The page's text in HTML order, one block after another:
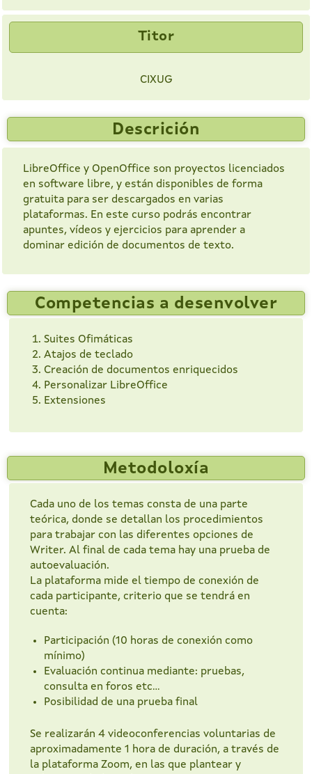
Titor
CIXUG
Descrición
LibreOffice y OpenOffice son proyectos licenciados
en software libre, y están disponibles de forma
gratuita para ser descargados en varias
plataformas. En este curso podrás encontrar
apuntes, vídeos y ejercicios para aprender a
dominar edición de documentos de texto.
Competencias a desenvolver
Suites Ofimáticas
Atajos de teclado
Creación de documentos enriquecidos
Personalizar LibreOffice
Extensiones
Metodoloxía
Cada uno de los temas consta de una parte
teórica, donde se detallan los procedimientos
para trabajar con las diferentes opciones de
Writer. Al final de cada tema hay una prueba de
autoevaluación.
La plataforma mide el tiempo de conexión de
cada participante, criterio que se tendrá en
cuenta:
Participación (10 horas de conexión como
mínimo)
Evaluación continua mediante: pruebas,
consulta en foros etc...
Posibilidad de una prueba final
Se realizarán 4 videoconferencias voluntarias de
aproximadamente 1 hora de duración, a través de
la plataforma Zoom, en las que plantear y